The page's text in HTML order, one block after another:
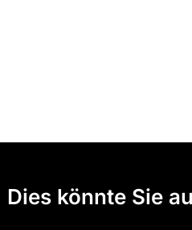
Dies könnte Sie